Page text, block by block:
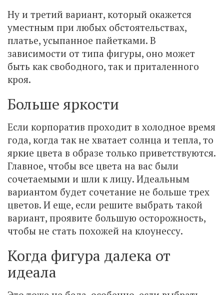
Ну и третий вариант, который окажется
уместным при любых обстоятельствах,
платье, усыпанное пайетками. В
зависимости от типа фигуры, оно может
быть как свободного, так и приталенного
кроя.
Больше яркости
Если корпоратив проходит в холодное время
года, когда так не хватает солнца и тепла, то
яркие цвета в образе только приветствуются.
Главное, чтобы все цвета на вас были
сочетаемыми и шли к лицу. Идеальным
вариантом будет сочетание не больше трех
цветов. И еще, если решите выбрать такой
вариант, проявите большую осторожность,
чтобы не стать похожей на клоунессу.
Когда фигура далека от
идеала